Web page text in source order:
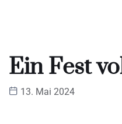
Ein Fest
13. Mai 2024